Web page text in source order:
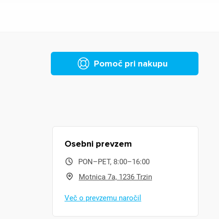
Pomoč pri nakupu
Osebni prevzem
PON–PET, 8:00–16:00
Motnica 7a, 1236 Trzin
Več o prevzemu naročil